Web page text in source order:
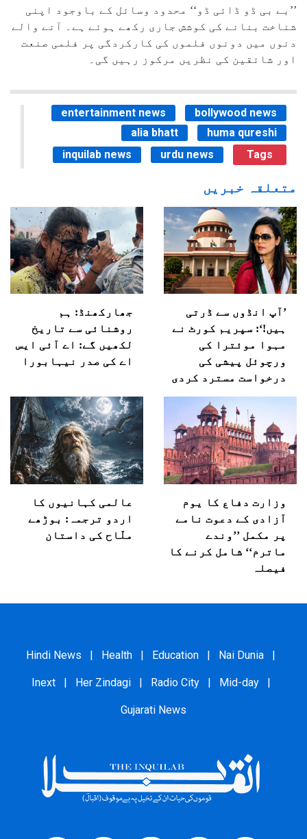
’’بے بی ڈو ڈائی ڈو‘‘ محدود وسائل کے باوجود اپنی
شناخت بنانے کی کوشش جاری رکھے ہوئے ہے۔ آنے والے
دنوں میں دونوں فلموں کی کارکردگی پر فلمی صنعت
اور شائقین کی نظریں مرکوز رہیں گی۔
entertainment news
bollywood news
alia bhatt
huma qureshi
inquilab news
urdu news Tags
متعلقہ خبریں
’آپ انڈوں سے ڈرتی
ہیں!‘: سپریم کورٹ نے
مہوا موئترا کی
ورچوئل پیشی کی
درخواست مسترد کردی
جھارکھنڈ: ہم
روشنائی سے تاریخ
لکھیں گے: اے آئی ایس
اے کی صدر نیہابورا
وزارت دفاع کا یوم
آزادی کے دعوت نامے
پر مکمل ’’وندے
ماترم‘‘ شامل کرنے کا
فیصلہ
عالمی کہانیوں کا
اردو ترجمہ: بوڑھے
ملّاح کی داستان
Hindi News | Health | Education | Nai Dunia |
Inext | Her Zindagi | Radio City | Mid-day |
Gujarati News